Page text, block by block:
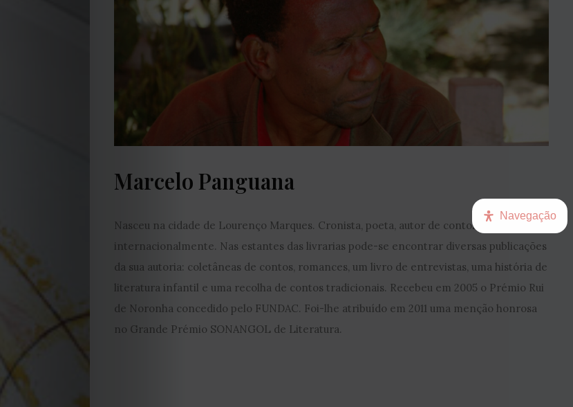
EDIÇÃO
JULHO
2026
2023
2022
2021
Marcelo Panguana
Nasceu na cidade de Lourenço Marques. Cronista, poeta, autor de contos reconhecido
internacionalmente. Nas estantes das livrarias pode-se encontrar diversas publicações
da sua autoria: coletâneas de contos, romances, um livro de entrevistas, uma história de
literatura infantil e uma recolha de contos tradicionais. Recebeu em 2005 o Prémio Rui
de Noronha concedido pelo FUNDAC. Foi-lhe atribuído em 2011 uma menção honrosa
no Grande Prémio SONANGOL de Literatura.
Navegação